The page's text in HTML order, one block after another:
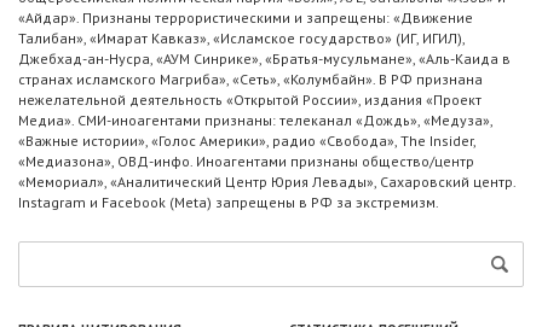
«Айдар». Признаны террористическими и запрещены: «Движение
Талибан», «Имарат Кавказ», «Исламское государство» (ИГ, ИГИЛ),
Джебхад-ан-Нусра, «АУМ Синрике», «Братья-мусульмане», «Аль-Каида в
странах исламского Магриба», «Сеть», «Колумбайн». В РФ признана
нежелательной деятельность «Открытой России», издания «Проект
Медиа». СМИ-иноагентами признаны: телеканал «Дождь», «Медуза»,
«Важные истории», «Голос Америки», радио «Свобода», The Insider,
«Медиазона», ОВД-инфо. Иноагентами признаны общество/центр
«Мемориал», «Аналитический Центр Юрия Левады», Сахаровский центр.
Instagram и Facebook (Metа) запрещены в РФ за экстремизм.